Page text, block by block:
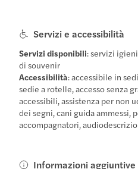
Servizi e accessibilità
Servizi disponibili: servizi
di souvenir
Accessibilità: accessibile in
sedie a rotelle, accesso senza
accessibili, assistenza per non
dei segni, cani guida ammessi,
accompagnatori,
Informazioni aggiuntive